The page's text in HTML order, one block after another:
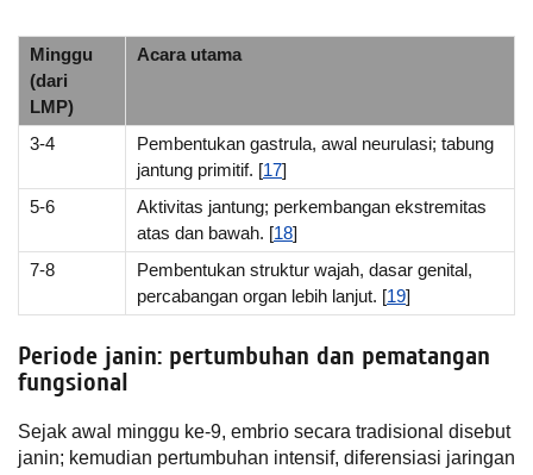
Minggu
(dari
LMP)
Acara utama
3-4
Pembentukan gastrula, awal neurulasi; tabung
jantung primitif. [17]
5-6
Aktivitas jantung; perkembangan ekstremitas
atas dan bawah. [18]
7-8
Pembentukan struktur wajah, dasar genital,
percabangan organ lebih lanjut. [19]
Periode janin: pertumbuhan dan pematangan
fungsional
Sejak awal minggu ke-9, embrio secara tradisional disebut
janin; kemudian pertumbuhan intensif, diferensiasi jaringan